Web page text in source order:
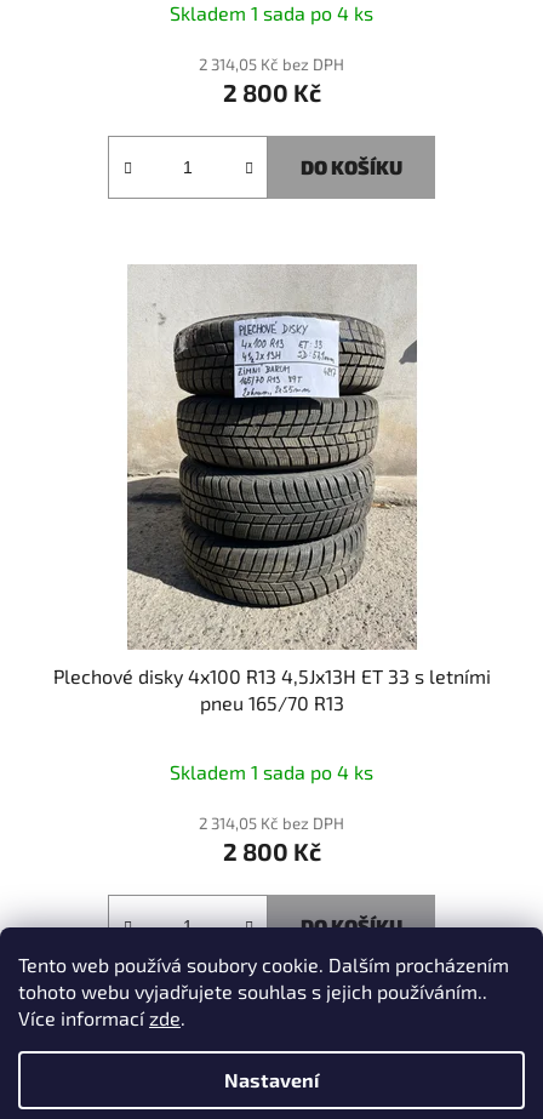
Tento web používá soubory cookie. Dalším procházením
tohoto webu vyjadřujete souhlas s jejich používáním..
Více informacízde.
Nastavení
Skladem 1 sada po 4 ks
2 314,05 Kč bez DPH
2 800 Kč
DO KOŠÍKU
Plechové disky 4x100 R13 4,5Jx13H ET 33 s letními
pneu 165/70 R13
Skladem 1 sada po 4 ks
2 314,05 Kč bez DPH
2 800 Kč
DO KOŠÍKU
v
3položek celkem